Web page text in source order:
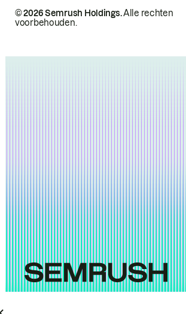
© 2026 Semrush Holdings.Alle rechten
voorbehouden.